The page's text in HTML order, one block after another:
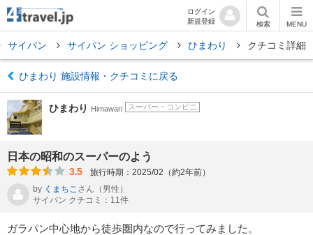
ログイン
新規登録
検索 MENU
サイパン サイパン ショッピング ひまわり クチコミ詳細
ひまわり 施設情報・クチコミに戻る
ひまわり Himawari スーパー・コンビニ
日本の昭和のスーパーのよう
3.5
旅行時期：2025/02（約2年前）
by くまちこ さん （男性）
サイパン クチコミ：11件
ガラパン中心地から徒歩圏内なので行ってみました。